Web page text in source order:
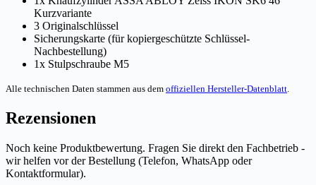
Kurzvariante
3 Originalschlüssel
Sicherungskarte (für kopiergeschützte Schlüssel-
Nachbestellung)
1x Stulpschraube M5
Alle technischen Daten stammen aus dem offiziellen Hersteller-Datenblatt
Rezensionen
Noch keine Produktbewertung. Fragen Sie direkt den Fachbetrieb -
wir helfen vor der Bestellung (Telefon, WhatsApp oder
Kontaktformular).